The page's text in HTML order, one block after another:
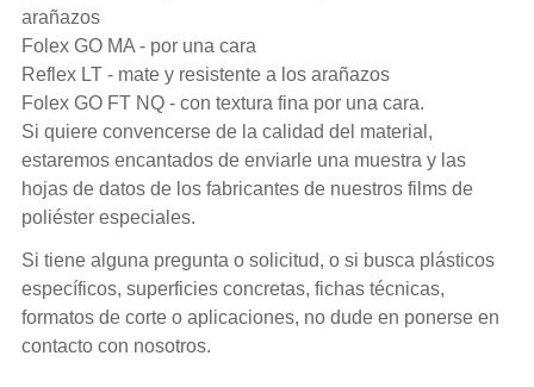
arañazos
Folex GO MA - por una cara
Reflex LT - mate y resistente a los arañazos
Folex GO FT NQ - con textura fina por una cara.
Si quiere convencerse de la calidad del material,
estaremos encantados de enviarle una muestra y las
hojas de datos de los fabricantes de nuestros films de
poliéster especiales.
Si tiene alguna pregunta o solicitud, o si busca plásticos
específicos, superficies concretas, fichas técnicas,
formatos de corte o aplicaciones, no dude en ponerse en
contacto con nosotros.